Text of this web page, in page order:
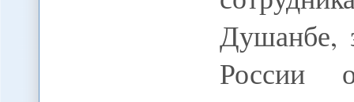
Душанбе,
России